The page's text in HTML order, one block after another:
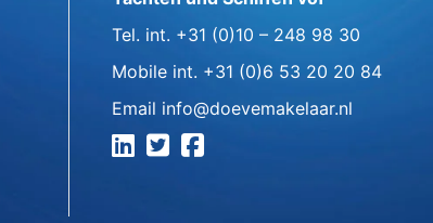
Tel. int. +31 (0)10 – 248 98 30
Mobile int. +31 (0)6 53 20 20 84
Email info@doevemakelaar.nl